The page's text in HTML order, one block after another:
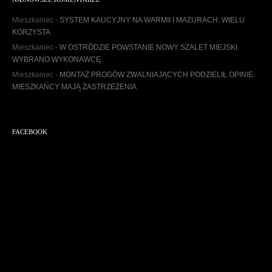
w
u
Mieszkaniec - SYSTEM KAUCYJNY NA WARMII I MAZURACH. WIELU
KORZYSTA
Mieszkaniec - W OSTRÓDZIE POWSTANIE NOWY SZALET MIEJSKI.
WYBRANO WYKONAWCĘ
Mieszkaniec - MONTAŻ PROGÓW ZWALNIAJĄCYCH PODZIELIŁ OPINIE.
MIESZKAŃCY MAJĄ ZASTRZEŻENIA
FACEBOOK